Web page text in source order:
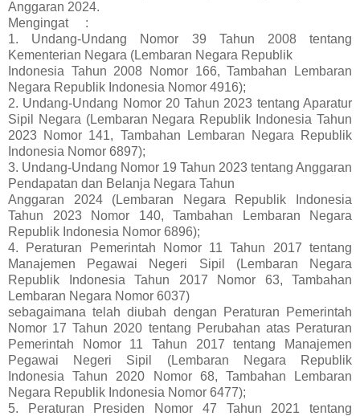
Anggaran 2024.
Mengingat
:
1. Undang-Undang Nomor 39 Tahun 2008 tentang
Kementerian Negara (Lembaran Negara Republik
Indonesia Tahun 2008 Nomor 166, Tambahan Lembaran
Negara Republik Indonesia Nomor 4916);
2. Undang-Undang Nomor 20 Tahun 2023 tentang Aparatur
Sipil Negara (Lembaran Negara Republik Indonesia Tahun
2023 Nomor 141, Tambahan Lembaran Negara Republik
Indonesia Nomor 6897);
3. Undang-Undang Nomor 19 Tahun 2023 tentang Anggaran
Pendapatan dan Belanja Negara Tahun
Anggaran 2024 (Lembaran Negara Republik Indonesia
Tahun 2023 Nomor 140, Tambahan Lembaran Negara
Republik Indonesia Nomor 6896);
4. Peraturan Pemerintah Nomor 11 Tahun 2017 tentang
Manajemen Pegawai Negeri Sipil (Lembaran Negara
Republik Indonesia Tahun 2017 Nomor 63, Tambahan
Lembaran Negara Nomor 6037)
sebagaimana telah diubah dengan Peraturan Pemerintah
Nomor 17 Tahun 2020 tentang Perubahan atas Peraturan
Pemerintah Nomor 11 Tahun 2017 tentang Manajemen
Pegawai Negeri Sipil (Lembaran Negara Republik
Indonesia Tahun 2020 Nomor 68, Tambahan Lembaran
Negara Republik Indonesia Nomor 6477);
5. Peraturan Presiden Nomor 47 Tahun 2021 tentang